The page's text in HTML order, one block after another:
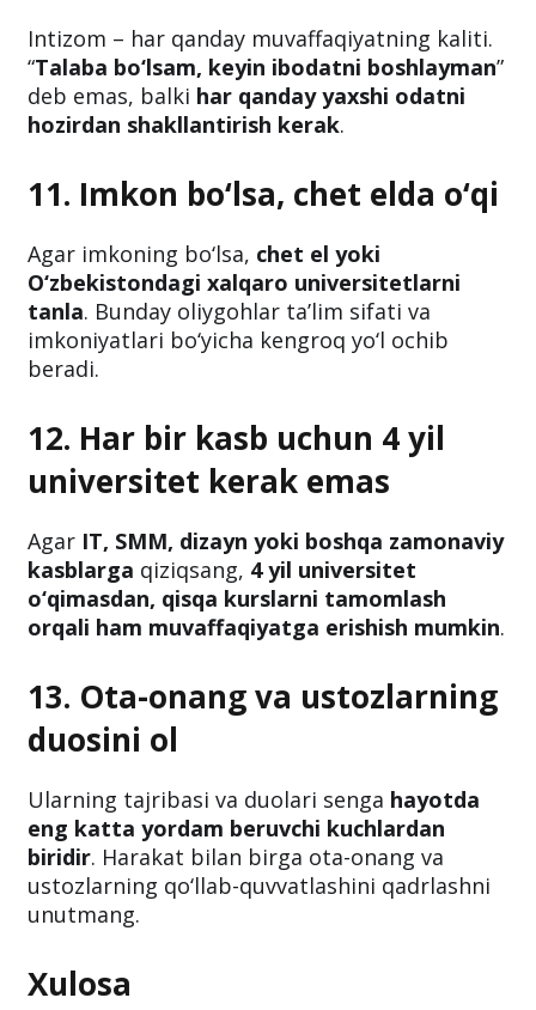
Intizom – har qanday muvaffaqiyatning kaliti.
“Talaba bo‘lsam, keyin ibodatni boshlayman”
deb emas, balki har qanday yaxshi odatni
hozirdan shakllantirish kerak.
11. Imkon bo‘lsa, chet elda o‘qi
Agar imkoning bo‘lsa, chet el yoki
O‘zbekistondagi xalqaro universitetlarni
tanla. Bunday oliygohlar ta’lim sifati va
imkoniyatlari bo‘yicha kengroq yo‘l ochib
beradi.
12. Har bir kasb uchun 4 yil
universitet kerak emas
Agar IT, SMM, dizayn yoki boshqa zamonaviy
kasblarga qiziqsang, 4 yil universitet
o‘qimasdan, qisqa kurslarni tamomlash
orqali ham muvaffaqiyatga erishish mumkin.
13. Ota-onang va ustozlarning
duosini ol
Ularning tajribasi va duolari senga hayotda
eng katta yordam beruvchi kuchlardan
biridir. Harakat bilan birga ota-onang va
ustozlarning qo‘llab-quvvatlashini qadrlashni
unutmang.
Xulosa